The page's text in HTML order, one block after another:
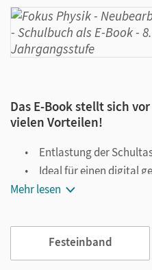
Das E-Book stellt sich
vielen Vorteilen!
Entlastung der
Ideal für einen digital
Notiz- und
Viele digitale Funktionen
Lernen:
Mehr lesen
Festeinband